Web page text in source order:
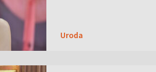
Uroda